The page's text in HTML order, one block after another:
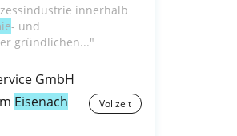
innerhalb
- und
gründlichen..."
GmbH
Eisenach Vollzeit